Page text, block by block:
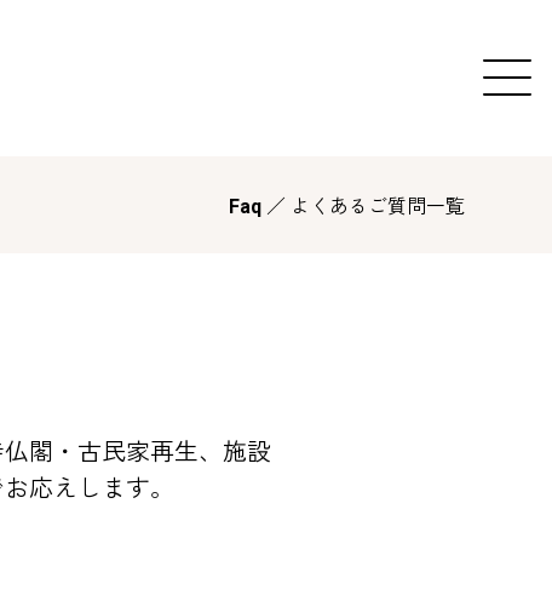
Faq ／ よくあるご質問一覧
閣・古民家再生、施設
応えします。